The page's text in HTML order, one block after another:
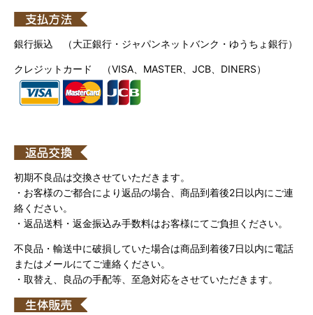
銀行振込 （大正銀行・ジャパンネットバンク・ゆうちょ銀行）
クレジットカード （VISA、MASTER、JCB、DINERS）
初期不良品は交換させていただきます。
・お客様のご都合により返品の場合、商品到着後2日以内にご連
絡ください。
・返品送料・返金振込み手数料はお客様にてご負担ください。
不良品・輸送中に破損していた場合は商品到着後7日以内に電話
またはメールにてご連絡ください。
・取替え、良品の手配等、至急対応をさせていただきます。